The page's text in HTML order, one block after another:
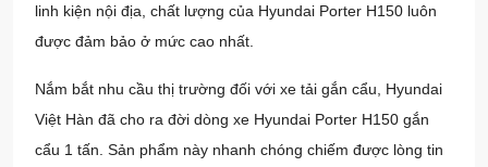
linh kiện nội địa, chất lượng của Hyundai Porter H150 luôn
được đảm bảo ở mức cao nhất.
Nắm bắt nhu cầu thị trường đối với xe tải gắn cẩu, Hyundai
Việt Hàn đã cho ra đời dòng xe Hyundai Porter H150 gắn
cẩu 1 tấn. Sản phẩm này nhanh chóng chiếm được lòng tin